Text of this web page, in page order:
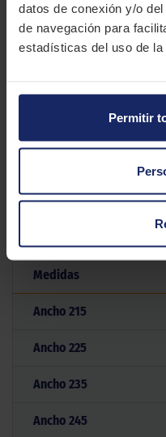
datos de conexión y/o
de navegación para
estadísticas del uso de
Permitir
Modelo
Estación
10 MEDIDAS PARA EL
NANKANG SP-9
Filtrar por
Medidas
Ancho 215
Ancho 225
Ancho 235
Ancho 245